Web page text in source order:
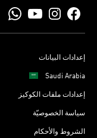
إعدادات البيانات
Saudi Arabia
إعدادات ملفات الكوكيز
سياسة الخصوصيّة
الشروط والأحكام